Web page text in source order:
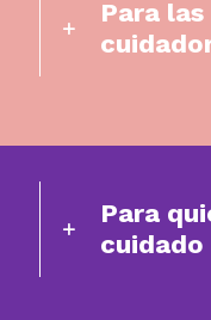
Para
Para
cuidado